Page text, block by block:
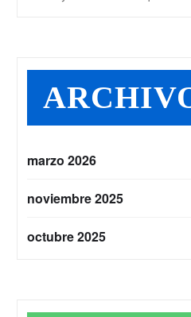
marzo 2026
noviembre 2025
octubre 2025